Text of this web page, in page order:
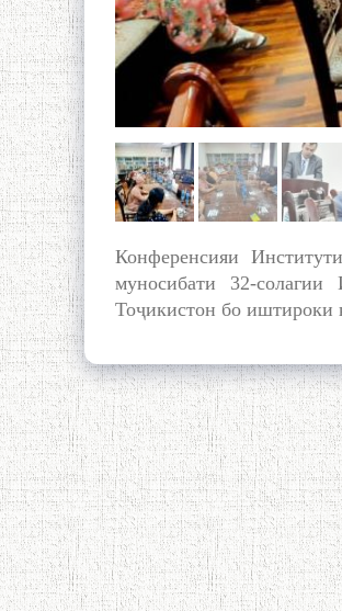
Конференсияи
муносибати 32-
Тоҷикистон бо иштироки